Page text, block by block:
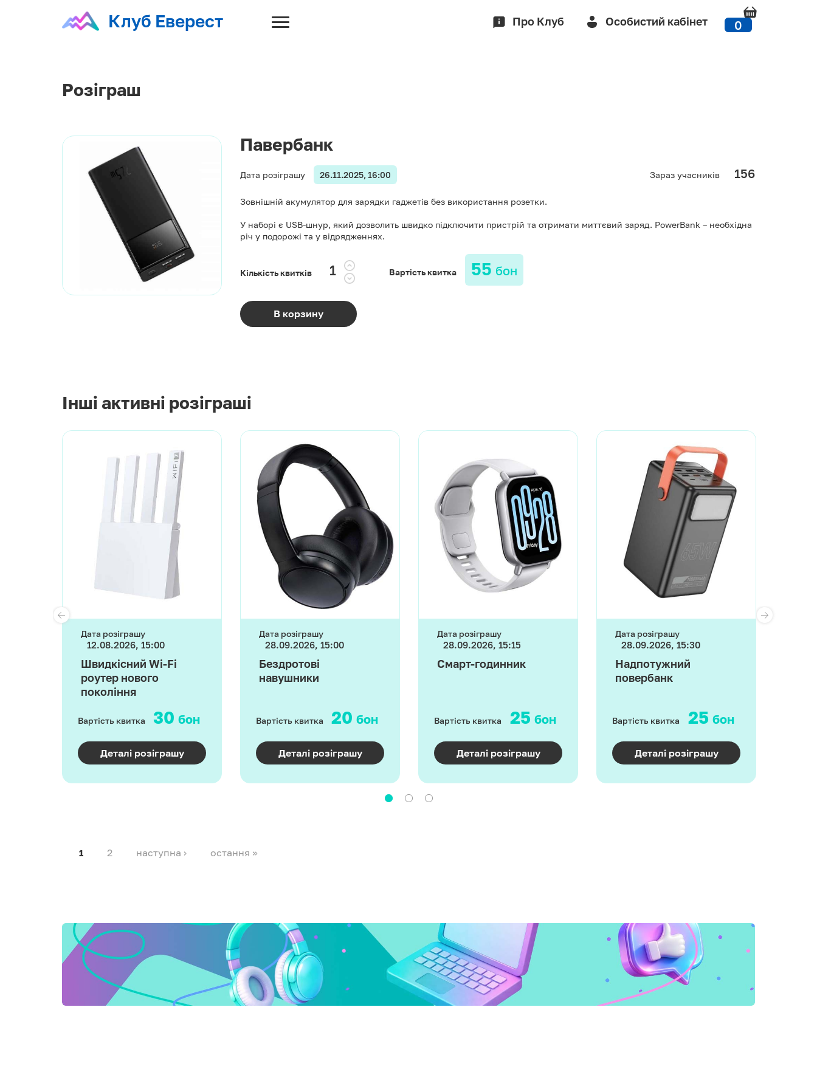
Клуб Еверест Про Клуб Особистий кабінет 0
Розіграш
Павербанк
Дата розіграшу 26.11.2025, 16:00 Зараз учасників 156
Зовнішній акумулятор для зарядки гаджетів без використання розетки.
У наборі є USB-шнур, який дозволить швидко підключити пристрій та отримати миттєвий заряд. PowerBank – необхідна
річ у подорожі та у відрядженнях.
Кількість квитків Вартість квитка 55 бон
В корзину
Інші активні розіграші
Дата розіграшу
12.08.2026, 15:00
Швидкісний Wi-Fi
роутер нового
покоління
Вартість квитка 30 бон
Деталі розіграшу
Дата розіграшу
28.09.2026, 15:00
Бездротові
навушники
Вартість квитка 20 бон
Деталі розіграшу
Дата розіграшу
28.09.2026, 15:15
Смарт-годинник
Вартість квитка 25 бон
Деталі розіграшу
Дата розіграшу
28.09.2026, 15:30
Надпотужний
повербанк
Вартість квитка 25 бон
Деталі розіграшу
1 2 наступна › остання »